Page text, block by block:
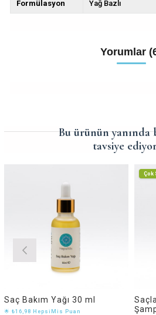
Formülasyon Yağ Bazlı
Yorumlar
Bu ürünün yanında
tavsiye
Saç Bakım Yağı 30 ml
🌟 ₺16,98 HepsiMis Puan
Çok